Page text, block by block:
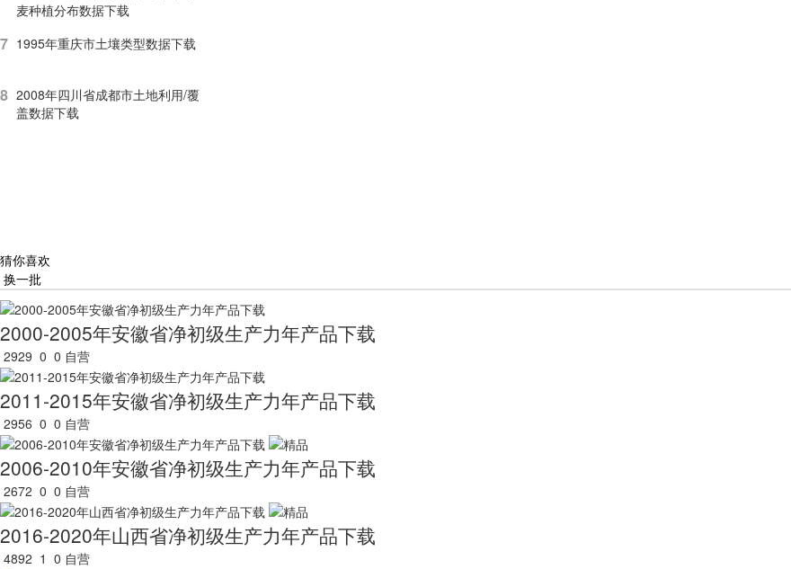
麦种植分布数据下载
7 1995年重庆市土壤类型数据下载
8 2008年四川省成都市土地利用/覆
盖数据下载
猜你喜欢
换一批
2000-2005年安徽省净初级生产力年产品下载
2929 0 0 自营
2011-2015年安徽省净初级生产力年产品下载
2956 0 0 自营
2006-2010年安徽省净初级生产力年产品下载
2672 0 0 自营
2016-2020年山西省净初级生产力年产品下载
4892 1 0 自营